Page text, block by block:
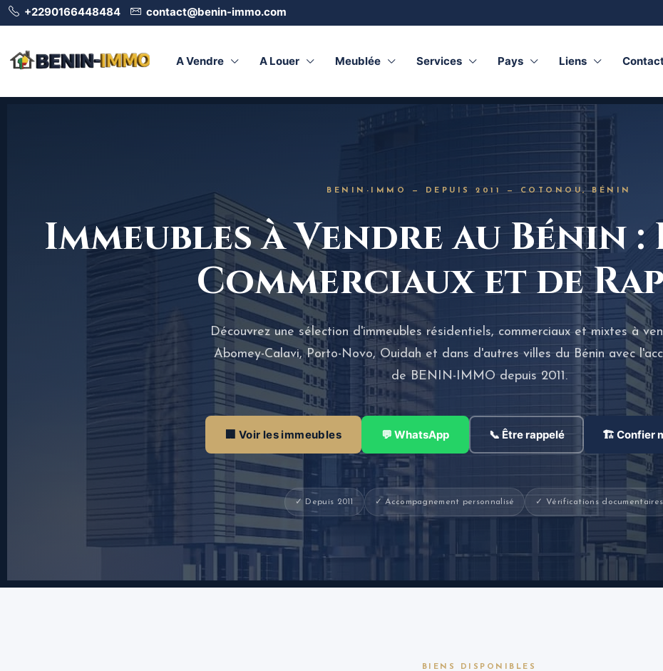
+2290166448484 contact@benin-immo.com
A Vendre A Louer Meublée Services Pays Liens
BENIN-IMMO — DEPUIS 2011 — COTONOU, BÉNIN
Immeubles à Vendre au Bénin
Commerciaux et de
Découvrez une sélection d'immeubles résidentiels, commerciaux et mixtes à
Abomey-Calavi, Porto-Novo, Ouidah et dans d'autres villes du Bénin avec
de BENIN-IMMO depuis 2011.
🏢 Voir les immeubles 💬 WhatsApp 📞 Être rappelé 🏗 Confier
✓ Depuis 2011 ✓ Accompagnement personnalisé ✓ Vérifications documentaires
BIENS DISPONIBLES